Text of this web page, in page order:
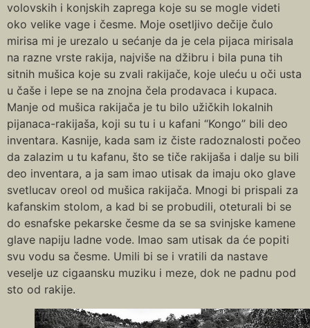
volovskih i konjskih zaprega koje su se mogle videti
oko velike vage i česme. Moje osetljivo dečije čulo
mirisa mi je urezalo u sećanje da je cela pijaca mirisala
na razne vrste rakija, najviše na džibru i bila puna tih
sitnih mušica koje su zvali rakijače, koje uleću u oči usta
u čaše i lepe se na znojna čela prodavaca i kupaca.
Manje od mušica rakijača je tu bilo užičkih lokalnih
pijanaca-rakijaša, koji su tu i u kafani “Kongo” bili deo
inventara. Kasnije, kada sam iz čiste radoznalosti počeo
da zalazim u tu kafanu, što se tiče rakijaša i dalje su bili
deo inventara, a ja sam imao utisak da imaju oko glave
svetlucav oreol od mušica rakijača. Mnogi bi prispali za
kafanskim stolom, a kad bi se probudili, oteturali bi se
do esnafske pekarske česme da se sa svinjske kamene
glave napiju ladne vode. Imao sam utisak da će popiti
svu vodu sa česme. Umili bi se i vratili da nastave
veselje uz cigaansku muziku i meze, dok ne padnu pod
sto od rakije.